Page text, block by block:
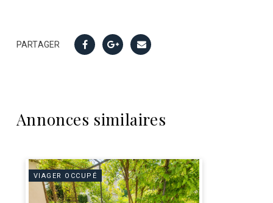
PARTAGER
Annonces similaires
VIAGER OCCUPÉ